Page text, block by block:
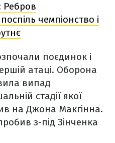
Ребров
чемпіонство і
поєдинок і
атаці. Оборона
випад
стадії якої
на Джона Макгінна.
з-під Зінченка